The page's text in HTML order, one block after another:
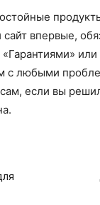
впервые,
с любыми
если вы